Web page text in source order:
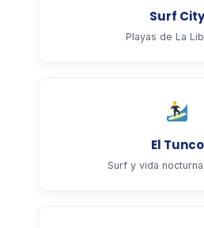
Surf City
Playas de La
El Tunco
Surf y vida